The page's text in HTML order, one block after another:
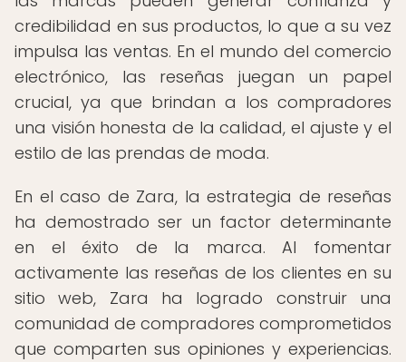
credibilidad en sus productos, lo que a su vez
impulsa las ventas. En el mundo del comercio
electrónico, las reseñas juegan un papel
crucial, ya que brindan a los compradores
una visión honesta de la calidad, el ajuste y el
estilo de las prendas de moda.
En el caso de Zara, la estrategia de reseñas
ha demostrado ser un factor determinante
en el éxito de la marca. Al fomentar
activamente las reseñas de los clientes en su
sitio web, Zara ha logrado construir una
comunidad de compradores comprometidos
que comparten sus opiniones y experiencias.